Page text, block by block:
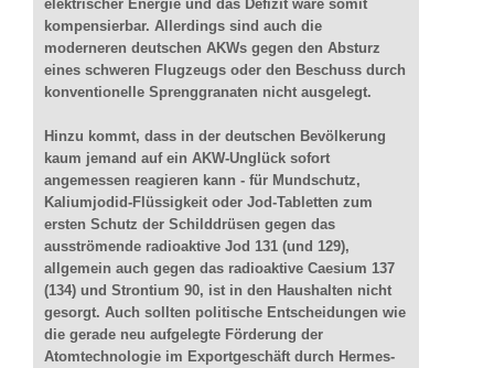
elektrischer Energie und das Defizit wäre somit
kompensierbar. Allerdings sind auch die
moderneren deutschen AKWs gegen den Absturz
eines schweren Flugzeugs oder den Beschuss durch
konventionelle Sprenggranaten nicht ausgelegt.
Hinzu kommt, dass in der deutschen Bevölkerung
kaum jemand auf ein AKW-Unglück sofort
angemessen reagieren kann - für Mundschutz,
Kaliumjodid-Flüssigkeit oder Jod-Tabletten zum
ersten Schutz der Schilddrüsen gegen das
ausströmende radioaktive Jod 131 (und 129),
allgemein auch gegen das radioaktive Caesium 137
(134) und Strontium 90, ist in den Haushalten nicht
gesorgt. Auch sollten politische Entscheidungen wie
die gerade neu aufgelegte Förderung der
Atomtechnologie im Exportgeschäft durch Hermes-